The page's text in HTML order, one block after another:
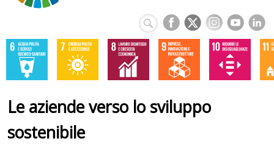
Le aziende verso lo sviluppo
sostenibile